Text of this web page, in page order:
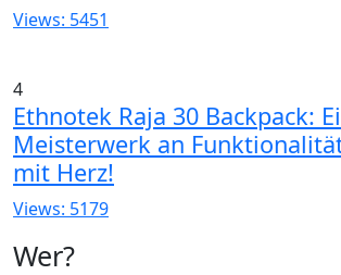
Views: 5451
4
Ethnotek Raja 30 Backpack:
Meisterwerk an
mit Herz!
Views: 5179
Wer?